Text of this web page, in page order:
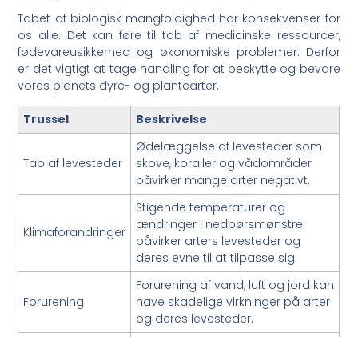
Tabet af biologisk mangfoldighed har konsekvenser for
os alle. Det kan føre til tab af medicinske ressourcer,
fødevareusikkerhed og økonomiske problemer. Derfor
er det vigtigt at tage handling for at beskytte og bevare
vores planets dyre- og plantearter.
Trussel Beskrivelse
Tab af levesteder
Ødelæggelse af levesteder som
skove, koraller og vådområder
påvirker mange arter negativt.
Klimaforandringer
Stigende temperaturer og
ændringer i nedbørsmønstre
påvirker arters levesteder og
deres evne til at tilpasse sig.
Forurening
Forurening af vand, luft og jord kan
have skadelige virkninger på arter
og deres levesteder.